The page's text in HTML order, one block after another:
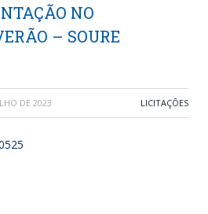
NO
– SOURE
DE 2023 LICITAÇÕES